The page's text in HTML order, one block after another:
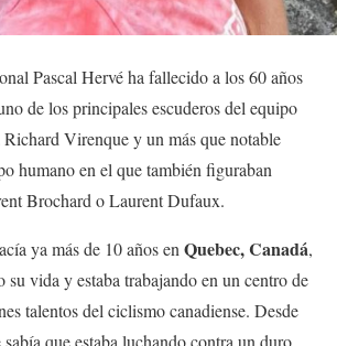
Pascal Hervé ha fallecido a los 60 años
de los principales escuderos del equipo
Virenque y un más que notable
humano en el que también figuraban
Brochard o Laurent Dufaux.
ya más de 10 años en Quebec, Canadá,
su vida y estaba trabajando en un centro de
talentos del ciclismo canadiense. Desde
que estaba luchando contra un duro